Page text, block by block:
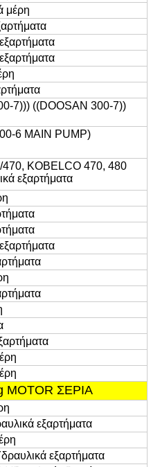
μέρη
7))) ((DOOSAN 300-7))
6 MAIN PUMP)
KOBELCO 470, 480
εξαρτήματα
MOTOR ΣΕΡΙΑ
εξαρτήματα
εξαρτήματα